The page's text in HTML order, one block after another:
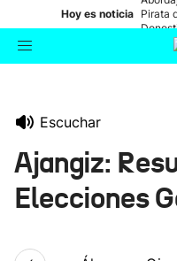
Hoy es noticia Pirata
Escuchar
Ajangiz:
Elecciones